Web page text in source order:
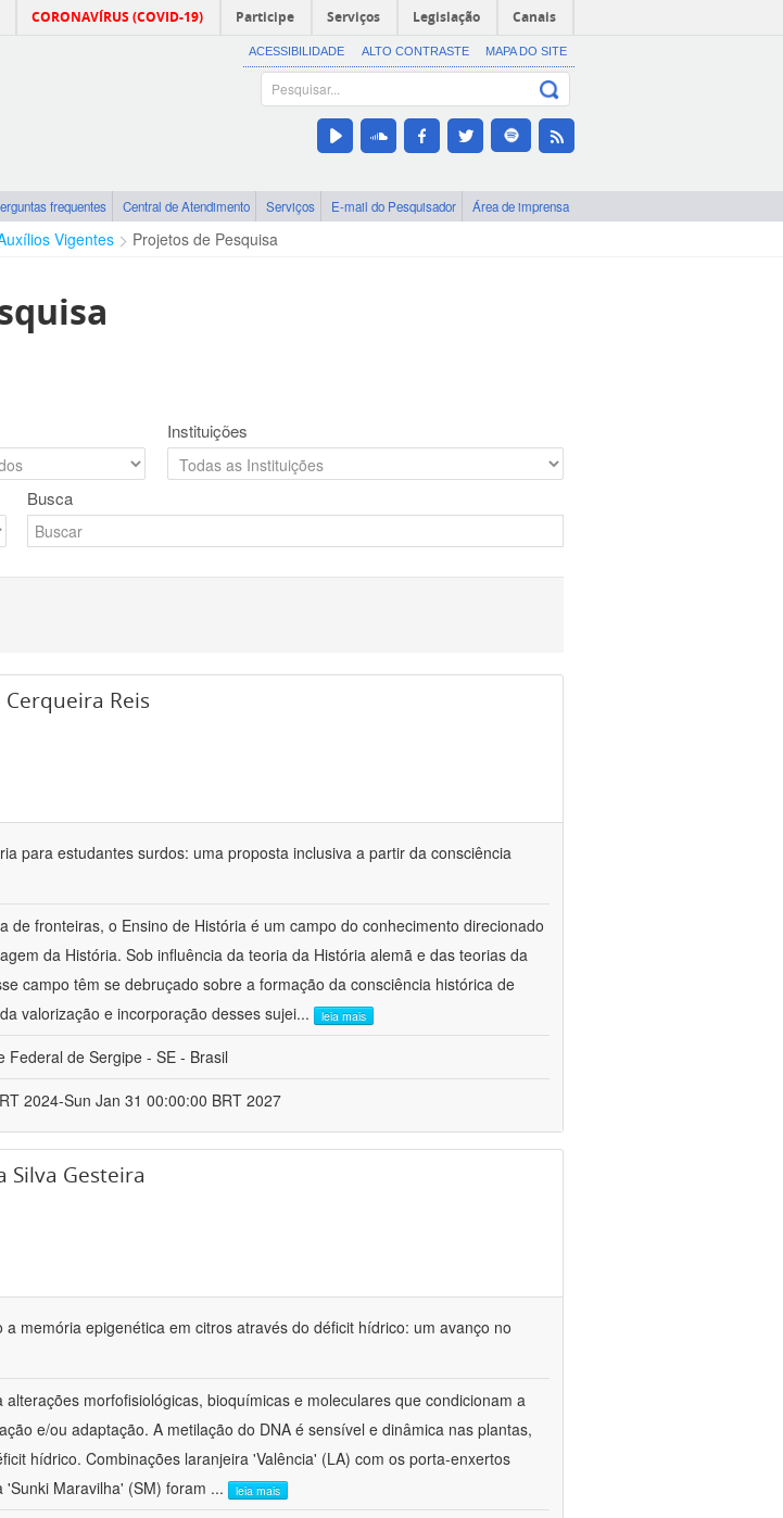
CORONAVÍRUS (COVID-19) Participe Serviços Legislação Canais
ACESSIBILIDADE ALTO CONTRASTE MAPA DO SITE
frequentes Central de Atendimento Serviços E-mail do Pesquisador Área de imprensa
Vigentes Projetos de Pesquisa
Instituições
Busca
Cerqueira Reis
para estudantes surdos: uma proposta inclusiva a partir da consciência
de fronteiras, o Ensino de História é um campo do conhecimento direcionado
da História. Sob influência da teoria da História alemã e das teorias da
campo têm se debruçado sobre a formação da consciência histórica de
valorização e incorporação desses sujei... leia mais
Federal de Sergipe - SE - Brasil
2024-Sun Jan 31 00:00:00 BRT 2027
Silva Gesteira
a memória epigenética em citros através do déficit hídrico: um avanço no
morfofisiológicas, bioquímicas e moleculares que condicionam a
e/ou adaptação. A metilação do DNA é sensível e dinâmica nas plantas,
hídrico. Combinações laranjeira 'Valência' (LA) com os porta-enxertos
Maravilha' (SM) foram ... leia mais